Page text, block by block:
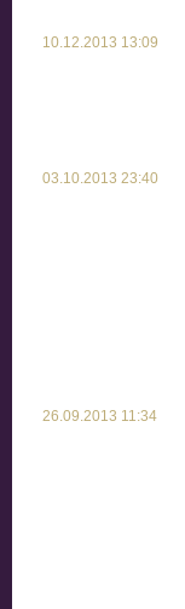
10.12.2013 13:09
03.10.2013 23:40
26.09.2013 11:34